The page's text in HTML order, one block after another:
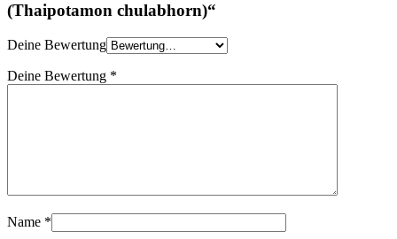
(Thaipotamon chulabhorn)“
Deine Bewertung
Deine Bewertung *
Name *